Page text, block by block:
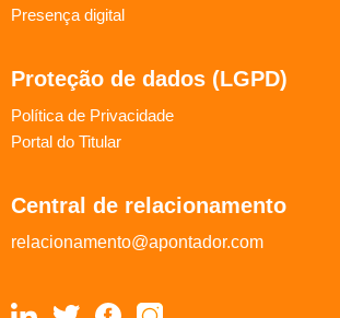
Presença digital
Proteção de dados (LGPD)
Política de Privacidade
Portal do Titular
Central de relacionamento
relacionamento@apontador.com